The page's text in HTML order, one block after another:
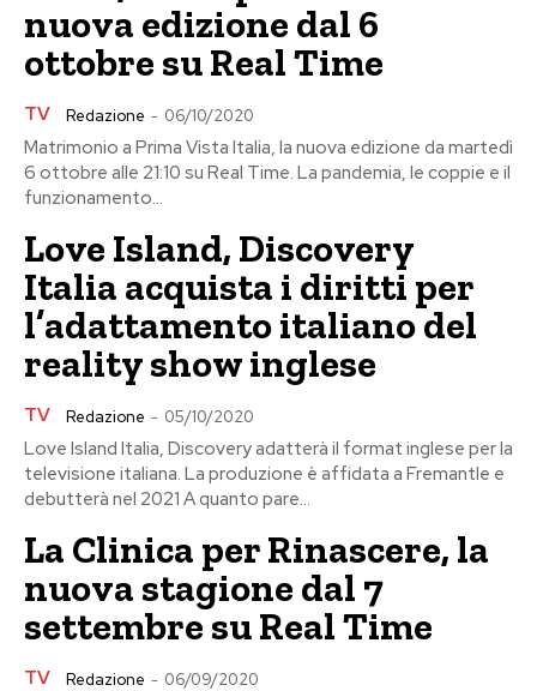
nuova edizione dal 6
ottobre su Real Time
TV Redazione - 06/10/2020
Matrimonio a Prima Vista Italia, la nuova edizione da martedì
6 ottobre alle 21:10 su Real Time. La pandemia, le coppie e il
funzionamento...
Love Island, Discovery
Italia acquista i diritti per
l’adattamento italiano del
reality show inglese
TV Redazione - 05/10/2020
Love Island Italia, Discovery adatterà il format inglese per la
televisione italiana. La produzione è affidata a Fremantle e
debutterà nel 2021 A quanto pare...
La Clinica per Rinascere, la
nuova stagione dal 7
settembre su Real Time
TV Redazione - 06/09/2020